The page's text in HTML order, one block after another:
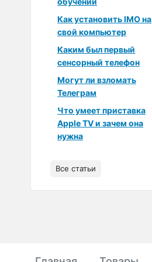
Как установить IMO на
свой компьютер
Каким был первый
сенсорный телефон
Могут ли взломать
Телеграм
Что умеет приставка
Apple TV и зачем она
нужна
Все статьи